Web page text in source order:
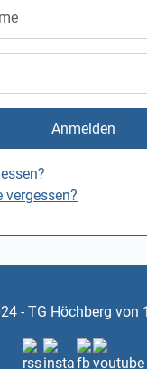
Anmelden
vergessen?
- TG Höchberg von